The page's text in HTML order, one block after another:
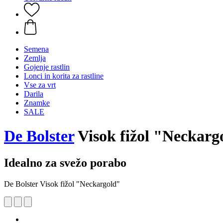
Semena
Zemlja
Gojenje rastlin
Lonci in korita za rastline
Vse za vrt
Darila
Znamke
SALE
De BolsterVisok fižol
Idealno za svežo porabo
De Bolster Visok fižol "Neckargold"